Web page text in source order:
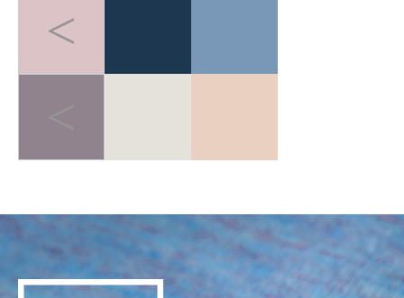
轻运动不挑战极限，而是通
过日常低强度活动实现能量
补给。这种理念让运动回归
<